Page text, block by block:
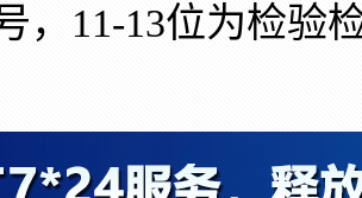
，11-13位为检验